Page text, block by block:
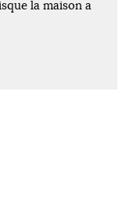
la maison a